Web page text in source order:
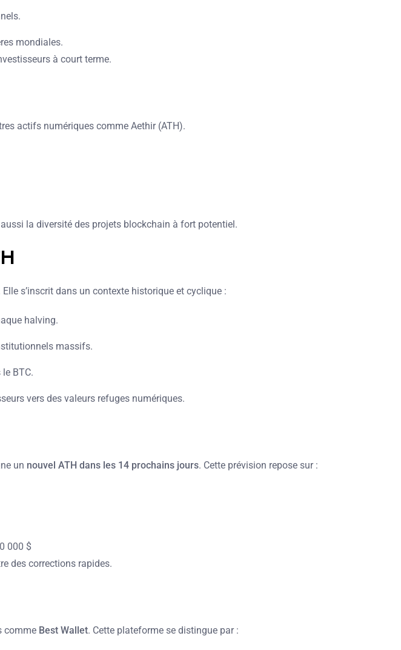
mondiales.
à court terme.
actifs numériques comme Aethir (ATH).
la diversité des projets blockchain à fort potentiel.
s’inscrit dans un contexte historique et cyclique :
halving.
massifs.
BTC.
vers des valeurs refuges numériques.
un nouvel ATH dans les 14 prochains jours. Cette prévision repose sur :
000 $
des corrections rapides.
comme Best Wallet. Cette plateforme se distingue par :